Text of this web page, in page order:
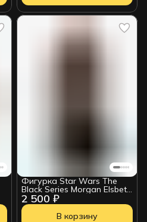
2 500 ₽
Фигурка Star Wars The
Black Series Morgan Elsbeth
HSB244
В корзину